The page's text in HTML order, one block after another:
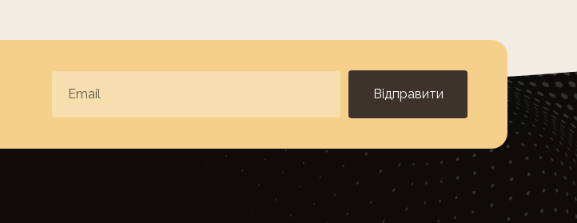
Відправити